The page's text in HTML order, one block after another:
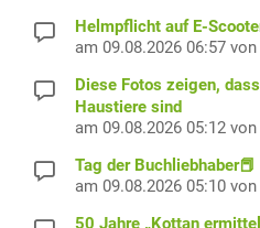
Helmpflicht auf E-
am 09.08.2026 06:57 von
Diese Fotos zeigen,
Haustiere sind
am 09.08.2026 05:12 von
Tag der Buchliebhaber📕
am 09.08.2026 05:10 von
50 Jahre „Kottan